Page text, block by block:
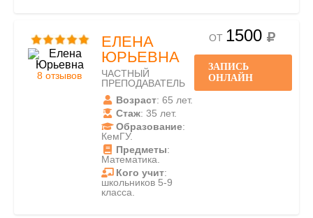
8 отзывов
ЕЛЕНА
ЮРЬЕВНА
ЧАСТНЫЙ
ПРЕПОДАВАТЕЛЬ
Возраст: 65 лет.
Стаж: 35 лет.
Образование:
КемГУ.
Предметы:
Математика.
Кого учит:
школьников 5-9
класса.
ОТ 1500
ЗАПИСЬ
ОНЛАЙН